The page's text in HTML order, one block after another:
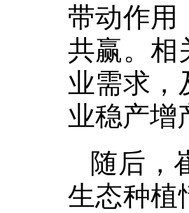
带动作用
共赢。相
业需求，
业稳产增
随后，
生态种植